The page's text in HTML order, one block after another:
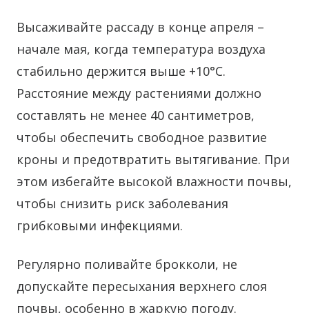
Высаживайте рассаду в конце апреля –
начале мая, когда температура воздуха
стабильно держится выше +10°С.
Расстояние между растениями должно
составлять не менее 40 сантиметров,
чтобы обеспечить свободное развитие
кроны и предотвратить вытягивание. При
этом избегайте высокой влажности почвы,
чтобы снизить риск заболевания
грибковыми инфекциями.
Регулярно поливайте брокколи, не
допускайте пересыхания верхнего слоя
почвы, особенно в жаркую погоду.